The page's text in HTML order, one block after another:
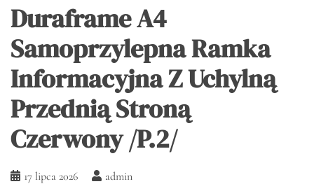
Duraframe A4
Samoprzylepna Ramka
Informacyjna Z Uchylną
Przednią Stroną
Czerwony /P.2/
17 lipca 2026 admin